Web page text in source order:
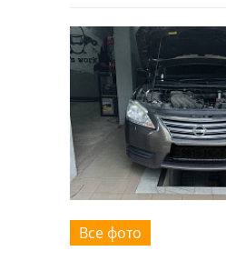
Все фото